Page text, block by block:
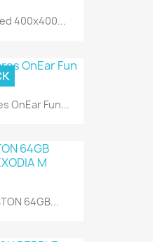
400x400...
OnEar Fun...
64GB...